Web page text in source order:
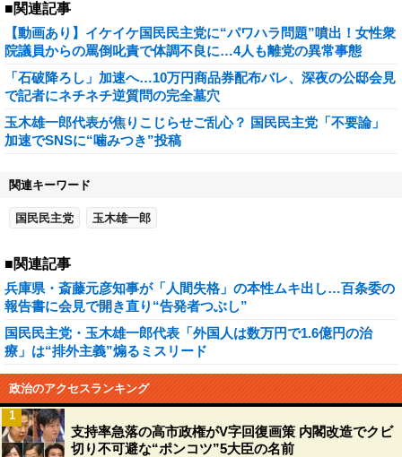
■関連記事
【動画あり】イケイケ国民民主党に“パワハラ問題”噴出！女性衆
院議員からの罵倒叱責で体調不良に…4人も離党の異常事態
「石破降ろし」加速へ…10万円商品券配布バレ、深夜の公邸会見
で記者にネチネチ逆質問の完全墓穴
玉木雄一郎代表が焦りこじらせご乱心？ 国民民主党「不要論」
加速でSNSに“噛みつき”投稿
関連キーワード
国民民主党 玉木雄一郎
■関連記事
兵庫県・斎藤元彦知事が「人間失格」の本性ムキ出し…百条委の
報告書に会見で開き直り“告発者つぶし”
国民民主党・玉木雄一郎代表「外国人は数万円で1.6億円の治
療」は“排外主義”煽るミスリード
政治のアクセスランキング
支持率急落の高市政権がV字回復画策 内閣改造でクビ
切り不可避な“ポンコツ”5大臣の名前
1